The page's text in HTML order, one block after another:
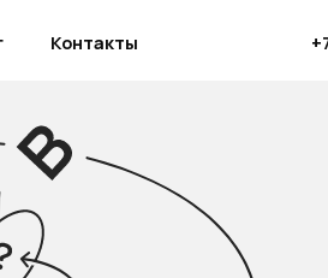
+7 (800) 707-91-05